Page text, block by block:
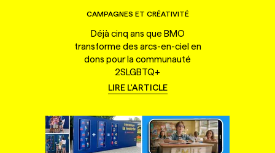
CAMPAGNES ET CRÉATIVITÉ
Déjà cinq ans que BMO
transforme des arcs-en-ciel en
dons pour la communauté
2SLGBTQ+
LIRE L'ARTICLE